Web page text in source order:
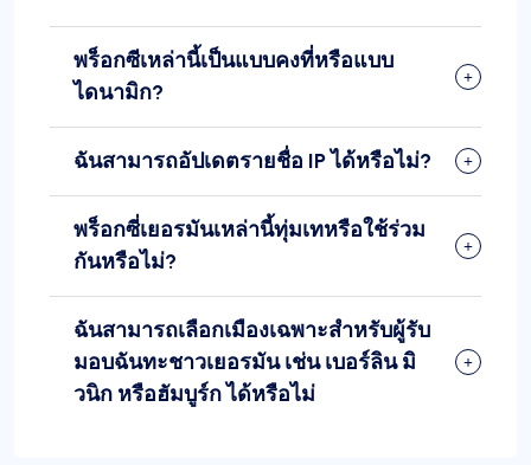
พร็อกซีเหล่านี้เป็นแบบคงที่หรือแบบ
ไดนามิก?
ฉันสามารถอัปเดตรายชื่อ IP ได้หรือไม่?
พร็อกซี่เยอรมันเหล่านี้ทุ่มเทหรือใช้ร่วม
กันหรือไม่?
ฉันสามารถเลือกเมืองเฉพาะสำหรับผู้รับ
มอบฉันทะชาวเยอรมัน เช่น เบอร์ลิน มิ
วนิก หรือฮัมบูร์ก ได้หรือไม่